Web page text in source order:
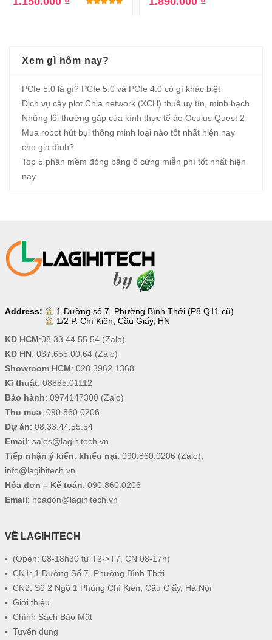
Xem gì hôm nay?
PCIe 5.0 là gì? PCIe 5.0 và PCIe 4.0 có gì khác biệt
Dịch vụ cày plot Chia network (XCH) thuê uy tín, minh bạch
Những lỗi thường gặp của kính thực tế ảo Oculus Quest 2
Mua robot hút bụi thông minh loại nào tốt nhất hiện nay
cho gia đình?
Top 5 phần mềm đóng băng ổ cứng miễn phí tốt nhất hiện
nay
Address:
1 Đường số 7, Phường Bình Thới (P8 Q11 cũ)
1/2 P. Chí Kiên, Cầu Giấy, HN
KD HCM:08.33.44.55.54(Zalo)
KD HN: 037.655.00.64(Zalo)
Showroom HCM: 028.3962.1368
Kĩ thuật: 08885.01112
Bảo hành: 0974147300(Zalo)
Thu mua: 090.860.0206
Dự án: 08.33.44.55.54
Email: sales@lagihitech.vn
Tiếp nhận ý kiến, khiếu nại: 090.860.0206 (Zalo),
info@lagihitech.vn
Hóa đơn – Kế toán: 090.860.0206
Email: hoadon@lagihitech.vn
VỀ LAGIHITECH
(Open: 08-18h30 từ T2->T7, CN 08-17h)
CN1: 1 Đường Số 7, Phường Bình Thới
CN2: Số 2 Ngõ 1 Phùng Chí Kiên, Cầu Giấy, Hà Nội
Giới thiệu
Chính Sách Bảo Mật
Tuyển dụng